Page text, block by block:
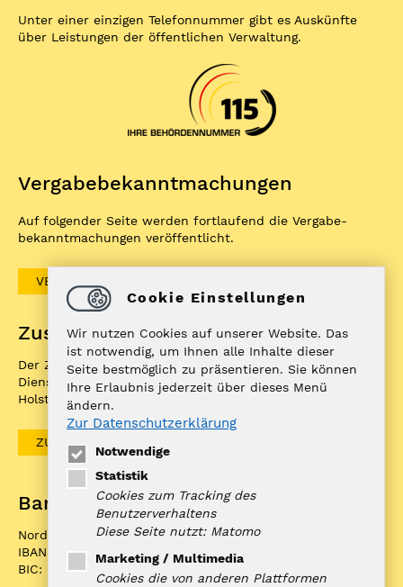
Unter einer einzigen Telefonnummer gibt es Auskünfte
über Leistungen der öffentlichen Verwaltung.
Vergabe­bekannt­machungen
Auf folgender Seite werden fortlaufend die Vergabe­
bekannt­machungen veröffentlicht.
VERGABEBEKANNTMACHUNGEN
Zuständigkeitenfinder
Der ZuFiSH ist ein Informations­portal rund um
Dienstleistungen, die die öffentliche Hand in Schleswig-
Holstein Ihnen als BürgerIn anbietet.
ZUFISH
Bankverbindung
Nord-Ostsee Sparkasse
IBAN: DE10 2175 0000 0070 0321 98
BIC: NOLADE21NOS
Cookie Einstellungen
Wir nutzen Cookies auf unserer Website. Das
ist notwendig, um Ihnen alle Inhalte dieser
Seite bestmöglich zu präsentieren. Sie können
Ihre Erlaubnis jederzeit über dieses Menü
ändern.
Zur Datenschutzerklärung
Notwendige
Statistik
Cookies zum Tracking des
Benutzerverhaltens
Diese Seite nutzt: Matomo
Marketing / Multimedia
Cookies die von anderen Plattformen